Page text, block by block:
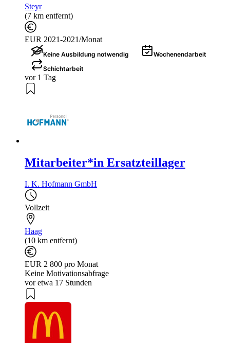
Steyr
(7 km entfernt)
EUR 2021-2021/Monat
Keine Ausbildung notwendig
Wochenendarbeit
Schichtarbeit
vor 1 Tag
Mitarbeiter*in Ersatzteillager
I. K. Hofmann GmbH
Vollzeit
Haag
(10 km entfernt)
EUR 2 800 pro Monat
Keine Motivationsabfrage
vor etwa 17 Stunden